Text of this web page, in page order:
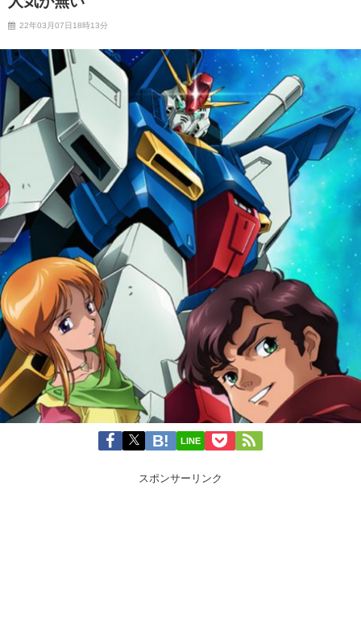
22年03月07日18時13分
LINE
スポンサーリンク